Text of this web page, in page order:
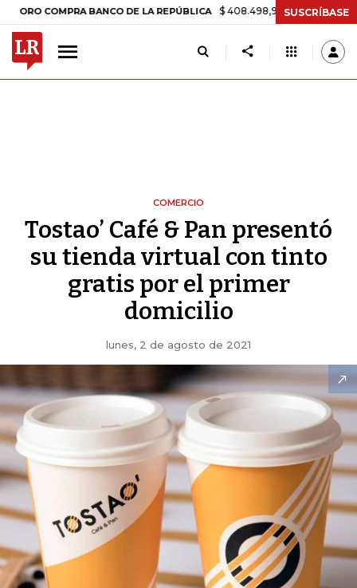
COMPRA BANCO DE LA REPÚBLICA $ 408.498,97 +$ 8.753,81 +2,19%
SUSCRÍBASE
COMERCIO
Tostao’ Café & Pan presentó
su tienda virtual con tinto
gratis por el primer
domicilio
lunes, 2 de agosto de 2021